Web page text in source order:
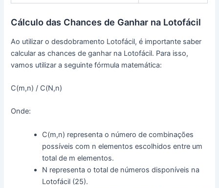
Cálculo das Chances de Ganhar na Lotofácil
Ao utilizar o desdobramento Lotofácil, é importante saber
calcular as chances de ganhar na Lotofácil. Para isso,
vamos utilizar a seguinte fórmula matemática:
C(m,n) / C(N,n)
Onde:
C(m,n) representa o número de combinações
possíveis com n elementos escolhidos entre um
total de m elementos.
N representa o total de números disponíveis na
Lotofácil (25).